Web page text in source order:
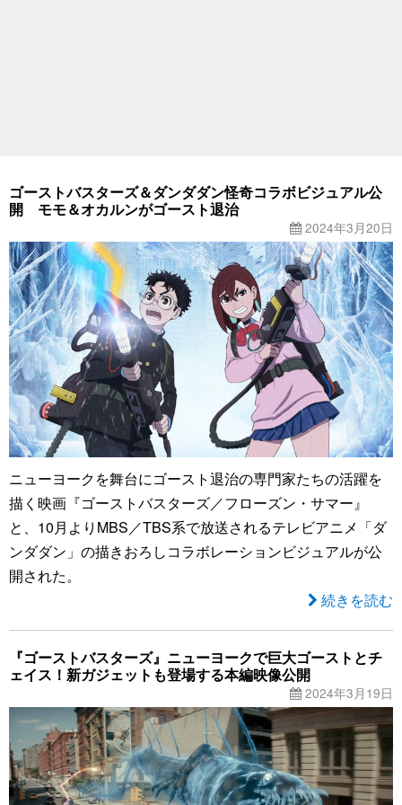
ゴーストバスターズ＆ダンダダン怪奇コラボビジュアル公
開 モモ＆オカルンがゴースト退治
2024年3月20日
ニューヨークを舞台にゴースト退治の専門家たちの活躍を
描く映画『ゴーストバスターズ／フローズン・サマー』
と、10月よりMBS／TBS系で放送されるテレビアニメ「ダ
ンダダン」の描きおろしコラボレーションビジュアルが公
開された。
続きを読む
『ゴーストバスターズ』ニューヨークで巨大ゴーストとチ
ェイス！新ガジェットも登場する本編映像公開
2024年3月19日